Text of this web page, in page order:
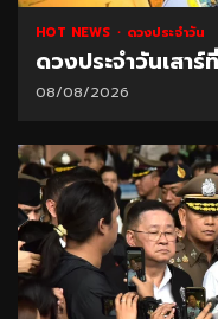
HOT NEWS ดวงประจำวัน
ดวงประจำวันเสา
08/08/2026